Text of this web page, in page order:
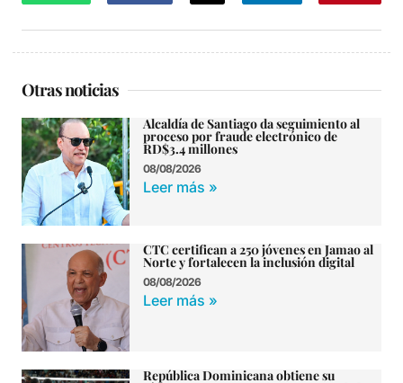
Otras noticias
Alcaldía de Santiago da seguimiento al
proceso por fraude electrónico de
RD$3.4 millones
08/08/2026
Leer más »
CTC certifican a 250 jóvenes en Jamao al
Norte y fortalecen la inclusión digital
08/08/2026
Leer más »
República Dominicana obtiene su